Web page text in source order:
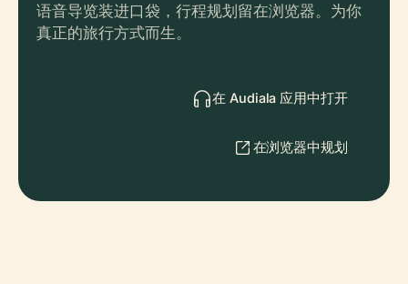
语音导览装进口袋，行程规划留在浏览器。为你
真正的旅行方式而生。
在 Audiala 应用中打开
在浏览器中规划